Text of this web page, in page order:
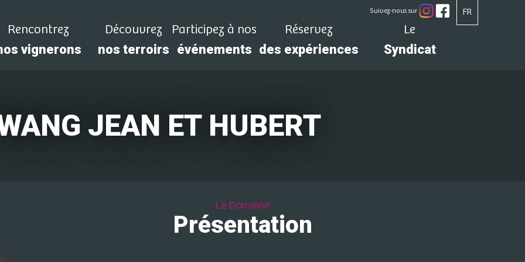
Rencontrez
vignerons
Découvrez
nos terroirs
Participez à nos
événements
Réservez
des expériences
Le
Syndicat
Suivez-nous sur FR
JEAN ET HUBERT
Le Domaine
Présentation